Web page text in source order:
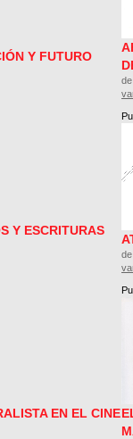
Y FUTURO
Y ESCRITURAS
EN EL CINE